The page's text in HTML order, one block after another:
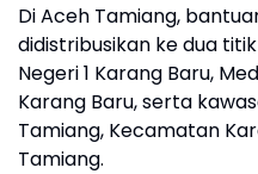
Di Aceh Tamiang,
didistribusikan ke dua
Negeri 1 Karang Baru,
Karang Baru, serta
Tamiang, Kecamatan
Tamiang.